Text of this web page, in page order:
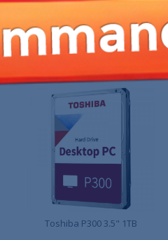
2 490,00 MAD
ÉGALEMENT
Toshiba P300 3.5" 1TB